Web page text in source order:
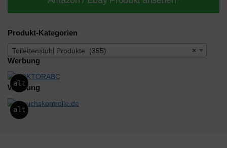
Produkt-Kategorien
×
Toilettenstuhl Produkte (355)
Werbung
alt
Werbung
alt